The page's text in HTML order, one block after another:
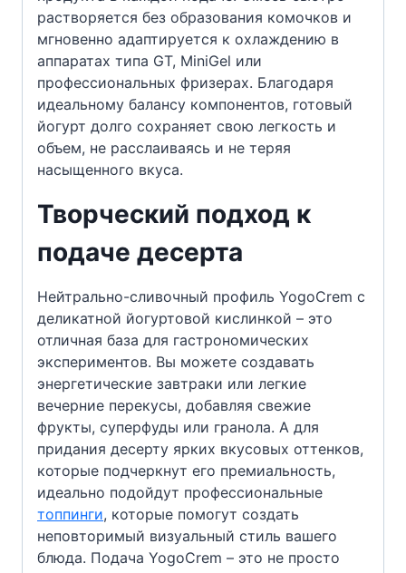
растворяется без образования комочков и
мгновенно адаптируется к охлаждению в
аппаратах типа GT, MiniGel или
профессиональных фризерах. Благодаря
идеальному балансу компонентов, готовый
йогурт долго сохраняет свою легкость и
объем, не расслаиваясь и не теряя
насыщенного вкуса.
Творческий подход к
подаче десерта
Нейтрально-сливочный профиль YogoCrem с
деликатной йогуртовой кислинкой – это
отличная база для гастрономических
экспериментов. Вы можете создавать
энергетические завтраки или легкие
вечерние перекусы, добавляя свежие
фрукты, суперфуды или гранола. А для
придания десерту ярких вкусовых оттенков,
которые подчеркнут его премиальность,
идеально подойдут профессиональные
топпинги, которые помогут создать
неповторимый визуальный стиль вашего
блюда. Подача YogoCrem – это не просто